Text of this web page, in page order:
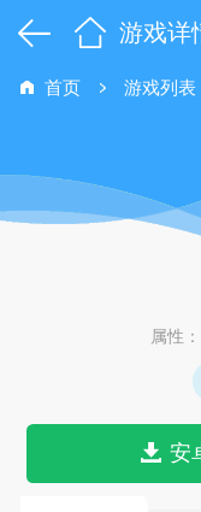
游戏详
首页 游戏列表
属性：
安